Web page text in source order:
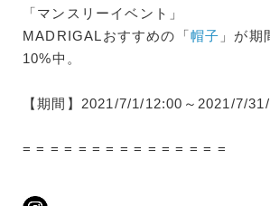
「マンスリーイベント」
MADRIGALおすすめの「帽子 」が期
10%中。
【期間】2021/7/1/12:00～2021/7/
= = = = = = = = = = = = = = =